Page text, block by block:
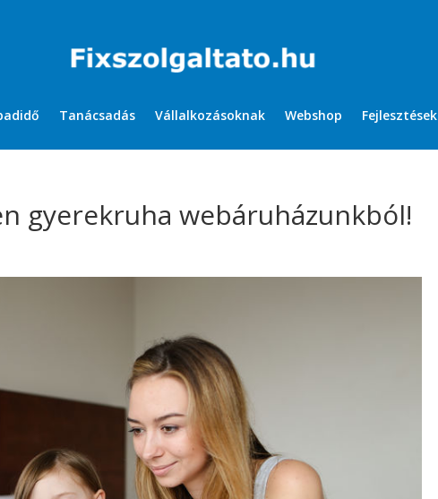
Tanácsadás Vállalkozásoknak Webshop Fejlesztések
gyerekruha webáruházunkból!